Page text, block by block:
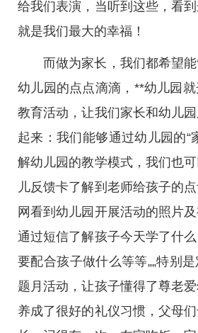
给我们表演，当听到这些，看
就是我们最大的幸福！
而做为家长，我们都希望
幼儿园的点点滴滴，**幼儿园
教育活动，让我们家长和幼儿
起来：我们能够通过幼儿园的“
解幼儿园的教学模式，我们也
儿反馈卡了解到老师给孩子的
网看到幼儿园开展活动的照片
通过短信了解孩子今天学了什
要配合孩子做什么等等„„特别
题月活动，让孩子懂得了尊老
养成了很好的礼仪习惯，父母